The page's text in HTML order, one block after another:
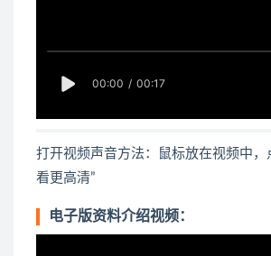
打开视频声音方法：鼠标放在视频中
看更高清”
电子版资料介绍视频：